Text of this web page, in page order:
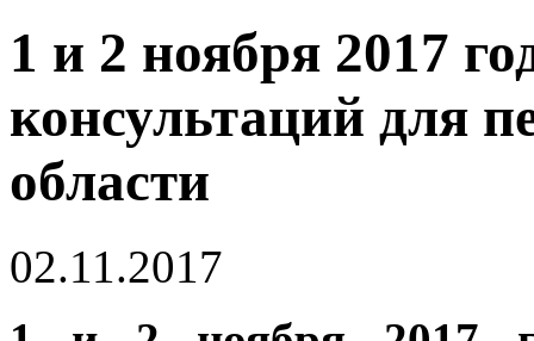
1 и 2 ноября 2017
консультаций для
области
02.11.2017